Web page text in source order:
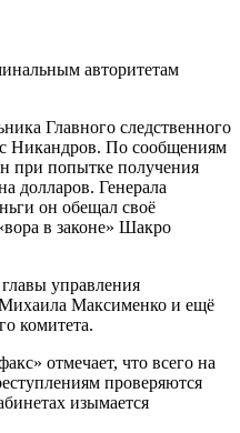
авторитетам
Главного следственного
Никандров. По сообщениям
при попытке получения
долларов. Генерала
он обещал своё
в законе» Шакро
управления
Максименко и ещё
комитета.
отмечает, что всего на
проверяются
изымается